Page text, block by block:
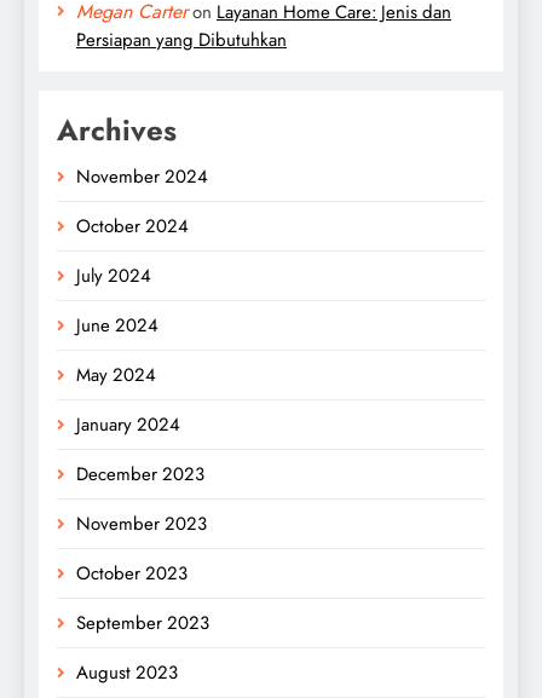
Megan Carteron Layanan Home Care: Jenis dan
Persiapan yang Dibutuhkan
Archives
November 2024
October 2024
July 2024
June 2024
May 2024
January 2024
December 2023
November 2023
October 2023
September 2023
August 2023